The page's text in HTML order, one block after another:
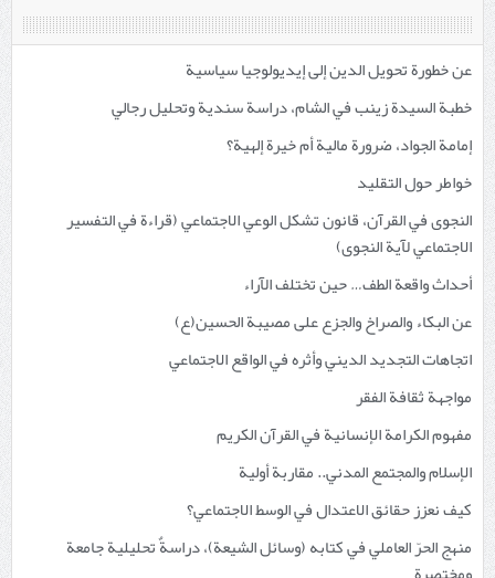
عن خطورة تحويل الدين إلى إيديولوجيا سياسية
خطبة السيدة زينب في الشام، دراسة سندية وتحليل رجالي
إمامة الجواد، ضرورة مالية أم خيرة إلهية؟
خواطر حول التقليد
النجوى في القرآن، قانون تشكل الوعي الاجتماعي (قراءة في التفسير
الاجتماعي لآية النجوى)
أحداث واقعة الطف… حين تختلف الآراء
عن البكاء والصراخ والجزع على مصيبة الحسين(ع)
اتجاهات التجديد الديني وأثره في الواقع الاجتماعي
مواجهة ثقافة الفقر
مفهوم الكرامة الإنسانية في القرآن الكريم
الإسلام والمجتمع المدني.. مقاربة أولية
كيف نعزز حقائق الاعتدال في الوسط الاجتماعي؟
منهج الحرّ العاملي في كتابه (وسائل الشيعة)، دراسةٌ تحليلية جامعة